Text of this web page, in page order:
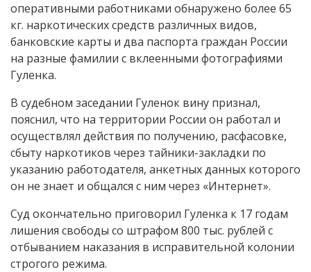
оперативными работниками обнаружено более 65
кг. наркотических средств различных видов,
банковские карты и два паспорта граждан России
на разные фамилии с вклеенными фотографиями
Гуленка.
В судебном заседании Гуленок вину признал,
пояснил, что на территории России он работал и
осуществлял действия по получению, расфасовке,
сбыту наркотиков через тайники-закладки по
указанию работодателя, анкетных данных которого
он не знает и общался с ним через «Интернет».
Суд окончательно приговорил Гуленка к 17 годам
лишения свободы со штрафом 800 тыс. рублей с
отбыванием наказания в исправительной колонии
строгого режима.